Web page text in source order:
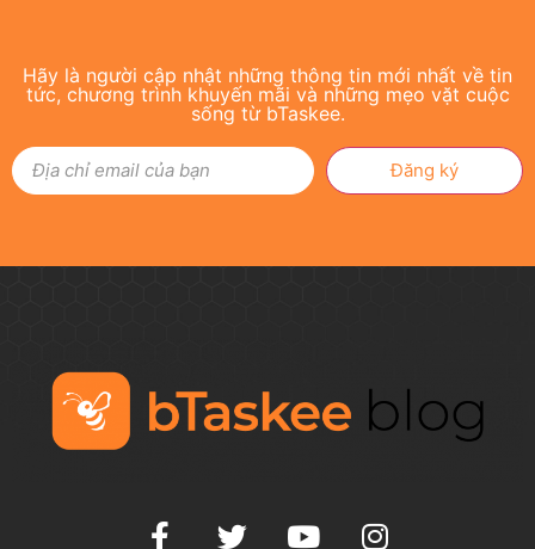
Hãy là người cập nhật những thông tin mới nhất về tin
tức, chương trình khuyến mãi và những mẹo vặt cuộc
sống từ bTaskee.
Đăng ký